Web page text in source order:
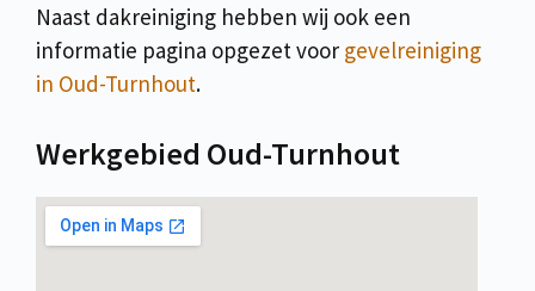
Naast dakreiniging hebben wij ook een
informatie pagina opgezet voor gevelreiniging
in Oud-Turnhout.
Werkgebied Oud-Turnhout